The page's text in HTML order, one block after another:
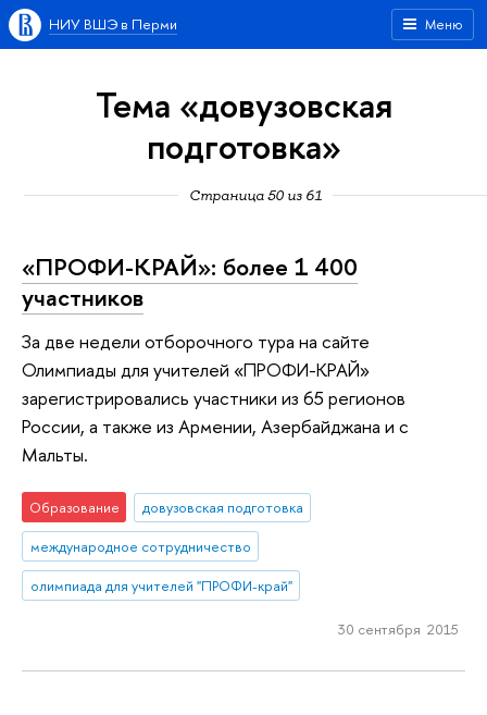
Меню
НИУ ВШЭ в Перми
Тема «довузовская
подготовка»
Страница 50 из 61
«ПРОФИ-КРАЙ»: более 1 400
участников
За две недели отборочного тура на сайте
Олимпиады для учителей «ПРОФИ-КРАЙ»
зарегистрировались участники из 65 регионов
России, а также из Армении, Азербайджана и с
Мальты.
Образование
довузовская подготовка
международное сотрудничество
олимпиада для учителей "ПРОФИ-край"
30 сентября 2015